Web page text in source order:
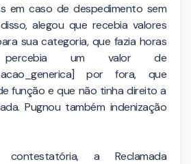
em caso de despedimento sem
alegou que recebia valores
sua categoria, que fazia horas
um valor de
por fora, que
função e que não tinha direito a
Pugnou também indenização
a Reclamada